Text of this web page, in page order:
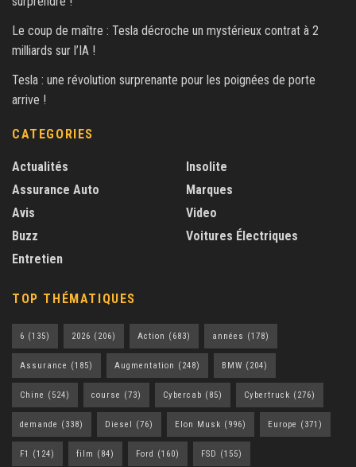
Le coup de maître : Tesla décroche un mystérieux contrat à 2
milliards sur l’IA !
Tesla : une révolution surprenante pour les poignées de porte
arrive !
CATEGORIES
Actualités
Assurance Auto
Avis
Buzz
Entretien
Insolite
Marques
Video
Voitures Électriques
TOP THÉMATIQUES
6 (135) 2026 (206) Action (683) années (178)
Assurance (185) Augmentation (248) BMW (204)
Chine (524) course (73) Cybercab (85) Cybertruck (276)
demande (338) Diesel (76) Elon Musk (996) Europe (371)
F1 (124) film (84) Ford (160) FSD (155)